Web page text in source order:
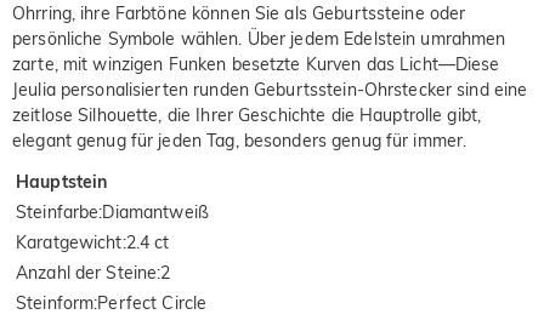
Ohrring, ihre Farbtöne können Sie als Geburtssteine oder
persönliche Symbole wählen. Über jedem Edelstein umrahmen
zarte, mit winzigen Funken besetzte Kurven das Licht—Diese
Jeulia personalisierten runden Geburtsstein-Ohrstecker sind eine
zeitlose Silhouette, die Ihrer Geschichte die Hauptrolle gibt,
elegant genug für jeden Tag, besonders genug für immer.
Hauptstein
Steinfarbe:Diamantweiß
Karatgewicht:2.4 ct
Anzahl der Steine:2
Steinform:Perfect Circle